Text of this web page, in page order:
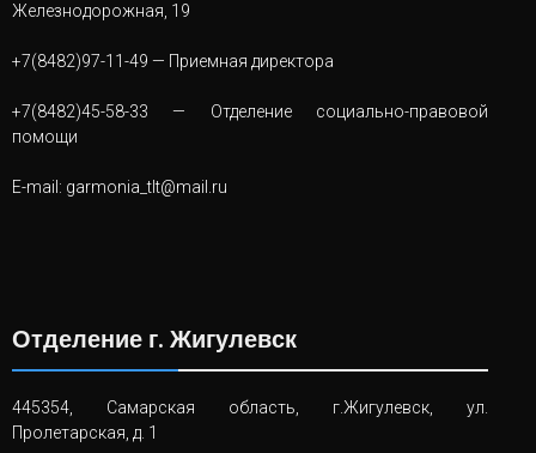
Железнодорожная, 19
+7(8482)97-11-49 — Приемная директора
+7(8482)45-58-33 — Отделение социально-правовой
помощи
E-mail: garmonia_tlt@mail.ru
Отделение г. Жигулевск
445354, Самарская область, г.Жигулевск, ул.
Пролетарская, д. 1